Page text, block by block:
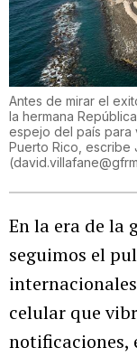
Antes de mirar el
la hermana
espejo del país para
Puerto Rico, escribe
(
En la era de la
seguimos el
celular que
notificaciones,